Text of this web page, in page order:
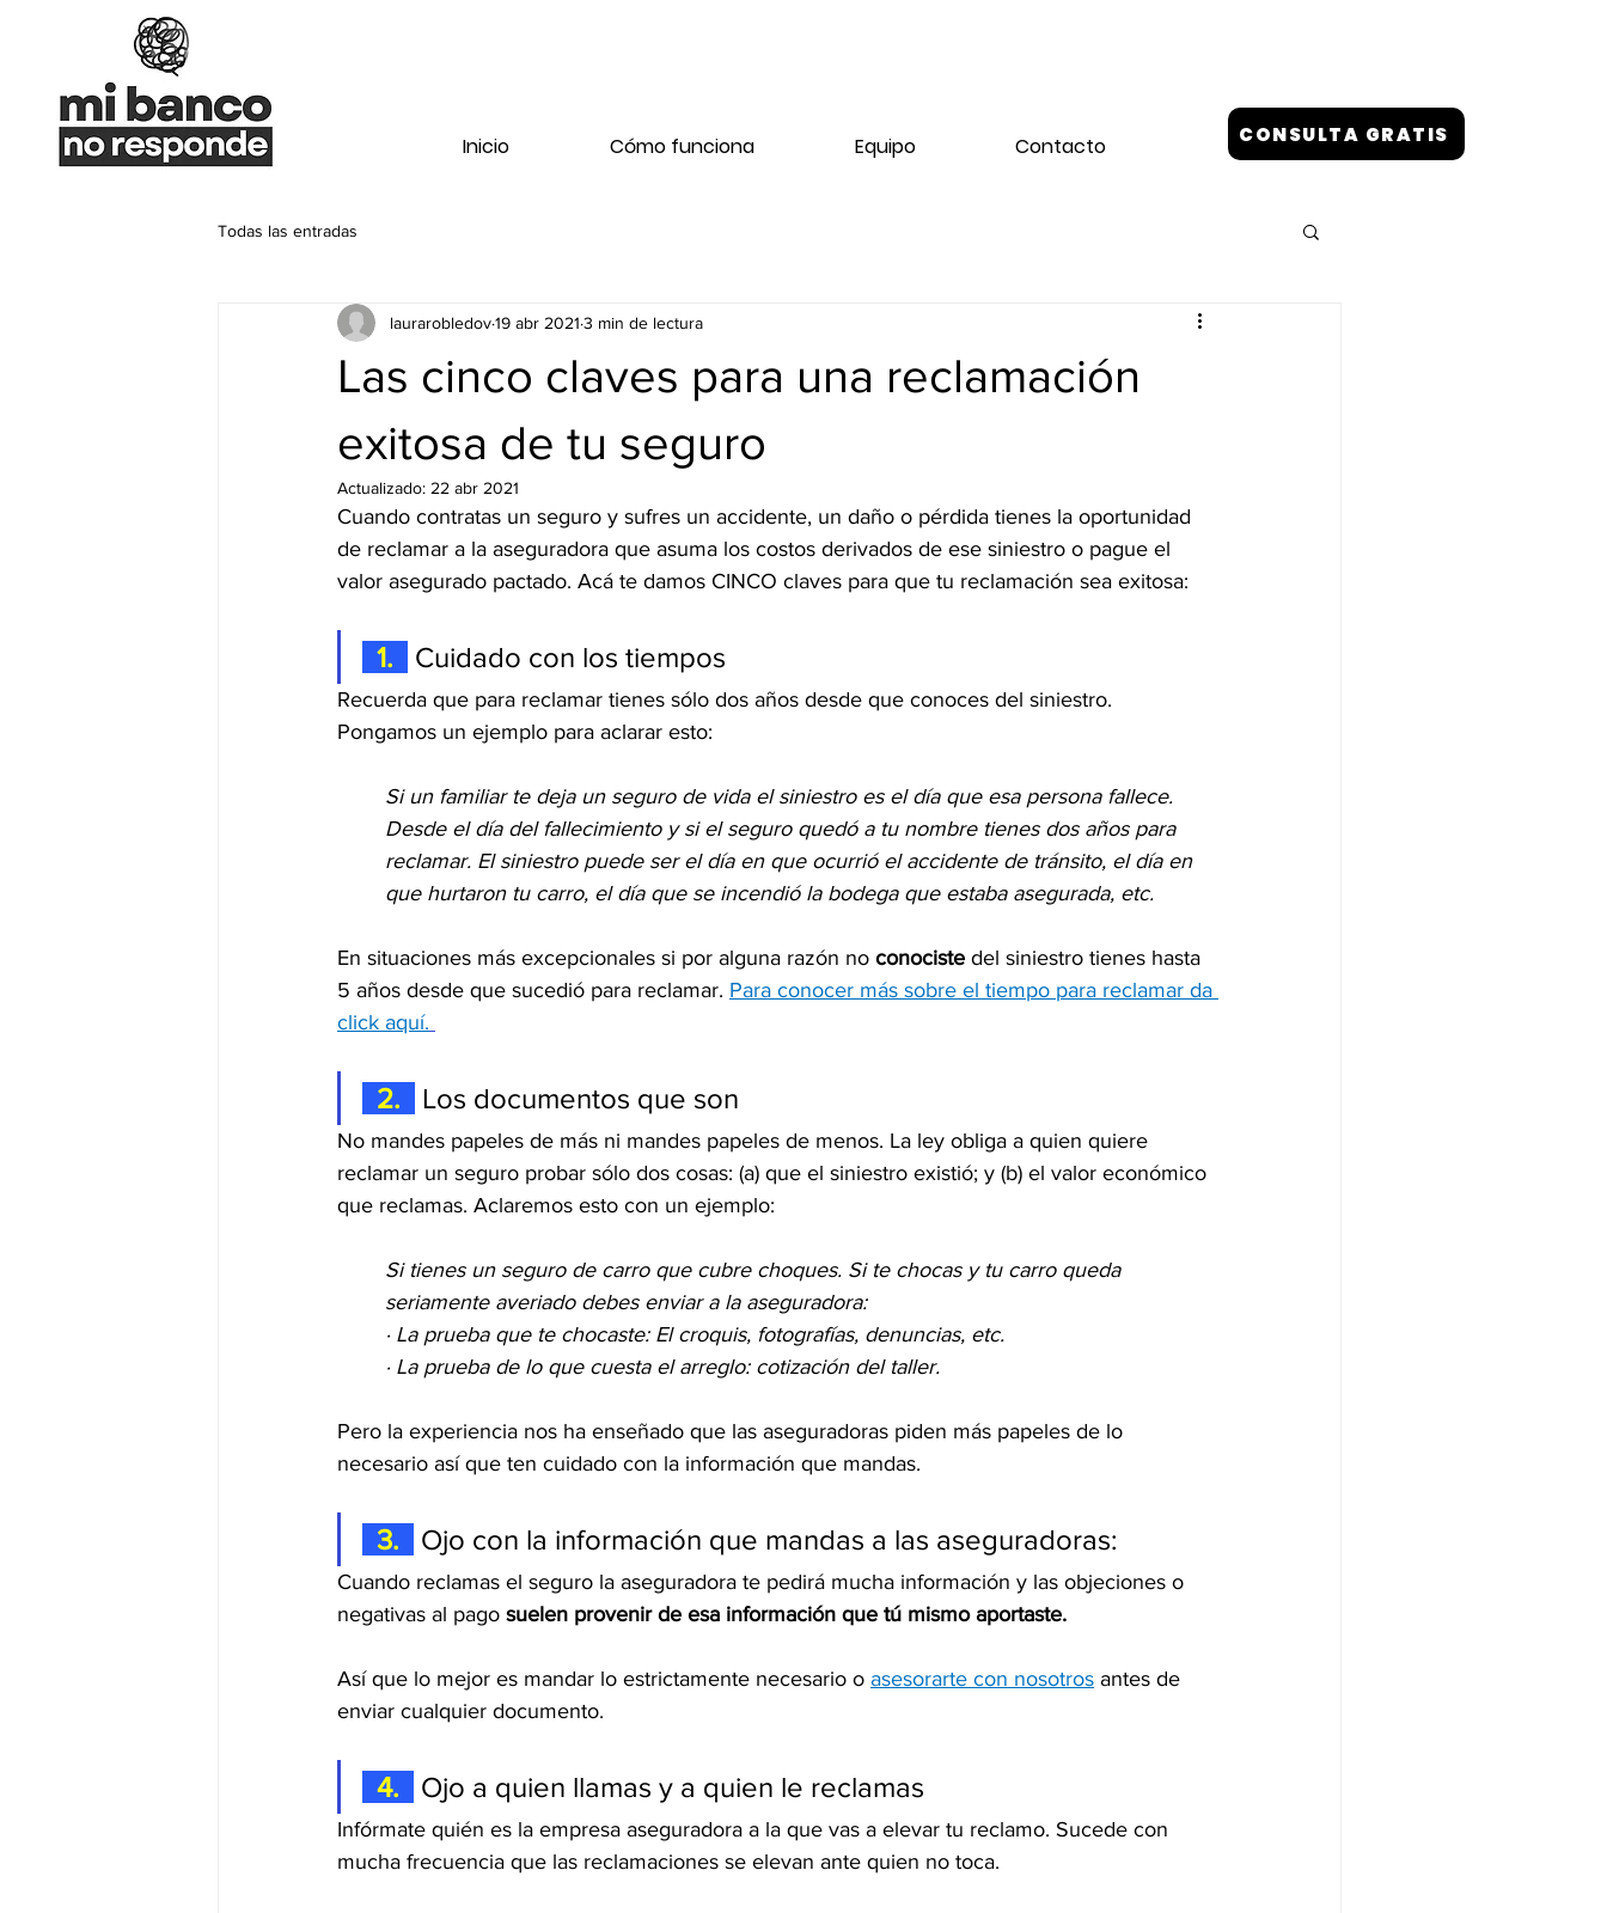
Inicio Cómo funciona Equipo Contacto CONSULTA GRATIS
Todas las entradas
Las cinco claves para una reclamación
exitosa de tu seguro
laurarobledov19 abr 2021 3 min de lectura
Actualizado: 22 abr 2021
Cuando contratas un seguro y sufres un accidente, un daño o pérdida tienes la oportunidad
de reclamar a la aseguradora que asuma los costos derivados de ese siniestro o pague el
valor asegurado pactado. Acá te damos CINCO claves para que tu reclamación sea exitosa:
  1.
Cuidado con los tiempos
Recuerda que para reclamar tienes sólo dos años desde que conoces del siniestro.
Pongamos un ejemplo para aclarar esto:
Si un familiar te deja un seguro de vida el siniestro es el día que esa persona fallece.
Desde el día del fallecimiento y si el seguro quedó a tu nombre tienes dos años para
reclamar. El siniestro puede ser el día en que ocurrió el accidente de tránsito, el día en
que hurtaron tu carro, el día que se incendió la bodega que estaba asegurada, etc.
En situaciones más excepcionales si por alguna razón no conociste del siniestro tienes hasta
5 años desde que sucedió para reclamar. Para conocer más sobre el tiempo para reclamar da
click aquí.
  2.
Los documentos que son
No mandes papeles de más ni mandes papeles de menos. La ley obliga a quien quiere
reclamar un seguro probar sólo dos cosas: (a) que el siniestro existió; y (b) el valor económico
que reclamas. Aclaremos esto con un ejemplo:
Si tienes un seguro de carro que cubre choques. Si te chocas y tu carro queda
seriamente averiado debes enviar a la aseguradora:
· La prueba que te chocaste: El croquis, fotografías, denuncias, etc.
· La prueba de lo que cuesta el arreglo: cotización del taller.
Pero la experiencia nos ha enseñado que las aseguradoras piden más papeles de lo
necesario así que ten cuidado con la información que mandas.
  3.
Ojo con la información que mandas a las aseguradoras:
Cuando reclamas el seguro la aseguradora te pedirá mucha información y las objeciones o
negativas al pago suelen provenir de esa información que tú mismo aportaste.
Así que lo mejor es mandar lo estrictamente necesario o asesorarte con nosotros antes de
enviar cualquier documento.
  4.
Ojo a quien llamas y a quien le reclamas
Infórmate quién es la empresa aseguradora a la que vas a elevar tu reclamo. Sucede con
mucha frecuencia que las reclamaciones se elevan ante quien no toca.